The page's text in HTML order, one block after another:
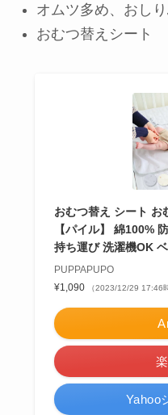
オムツ多め、おしり
おむつ替えシート
おむつ替え シート お
【パイル】 綿100%
持ち運び 洗濯機OK
PUPPAPUPO
¥1,090
（2023/12/29 17:46
Yahoo